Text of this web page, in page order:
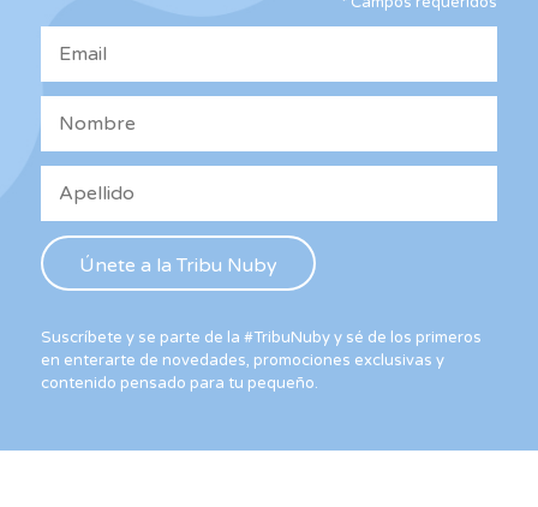
de
Suscríbete y se parte de la #TribuNuby y sé de los primeros
en enterarte de novedades, promociones exclusivas y
contenido pensado para tu pequeño.